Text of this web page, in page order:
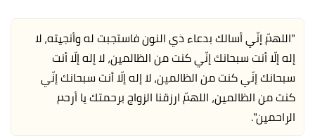
"اللهمّ إنّي أسالك بدعاء ذي النون فاستجبت له وأنجيته، لا
إله إلّا أنت سبحانك إنّي كنت من الظالمين، لا إله إلّا أنت
سبحانك إنّي كنت من الظالمين، لا إله إلّا أنت سبحانك إنّي
كنت من الظالمين، اللهمّ ارزقنا الزواج برحمتك يا أرحم
الراحمين".